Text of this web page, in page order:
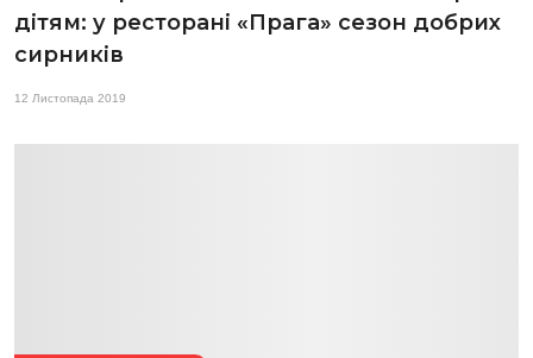
дітям: у ресторані «Прага» сезон добрих
сирників
12 Листопада 2019